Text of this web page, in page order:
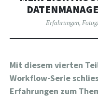
Erfahrungen,
Mit diesem vierten
Workflow-Serie
Erfahrungen zum